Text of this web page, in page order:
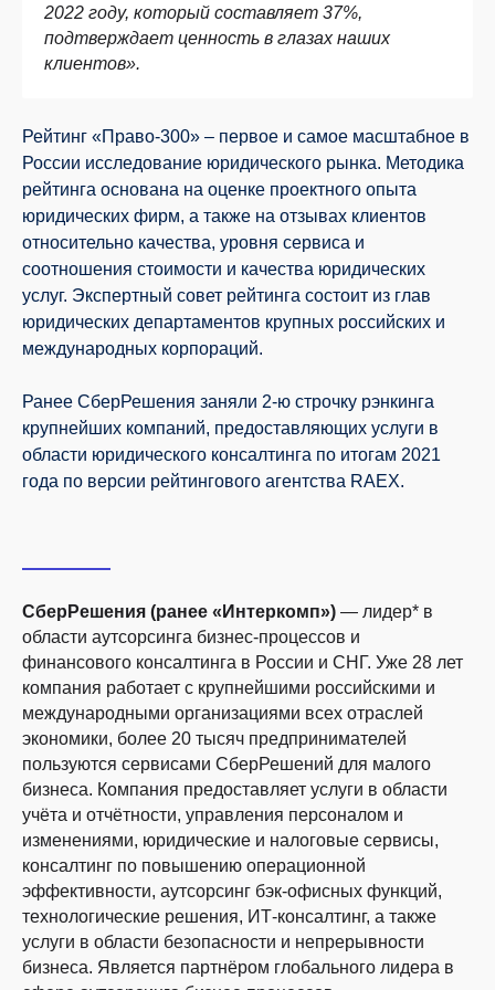
2022 году, который составляет 37%,
подтверждает ценность в глазах наших
клиентов».
Рейтинг «Право-300» – первое и самое масштабное в
России исследование юридического рынка. Методика
рейтинга основана на оценке проектного опыта
юридических фирм, а также на отзывах клиентов
относительно качества, уровня сервиса и
соотношения стоимости и качества юридических
услуг. Экспертный совет рейтинга состоит из глав
юридических департаментов крупных российских и
международных корпораций.
Ранее СберРешения заняли 2-ю строчку рэнкинга
крупнейших компаний, предоставляющих услуги в
области юридического консалтинга по итогам 2021
года по версии рейтингового агентства RAEX.
СберРешения (ранее «Интеркомп») — лидер* в
области аутсорсинга бизнес-процессов и
финансового консалтинга в России и СНГ. Уже 28 лет
компания работает с крупнейшими российскими и
международными организациями всех отраслей
экономики, более 20 тысяч предпринимателей
пользуются сервисами СберРешений для малого
бизнеса. Компания предоставляет услуги в области
учёта и отчётности, управления персоналом и
изменениями, юридические и налоговые сервисы,
консалтинг по повышению операционной
эффективности, аутсорсинг бэк-офисных функций,
технологические решения, ИТ-консалтинг, а также
услуги в области безопасности и непрерывности
бизнеса. Является партнёром глобального лидера в
полезные материалы на почту.
Подписаться
Нажимая кнопку «Подписаться»,
получение материалов
8 800 700-13-79
пн-чт с 08:00 до 19:00
пт с 08:00 до 18:00
Бухгалтерия
Ведение бухгалтерского и налогового